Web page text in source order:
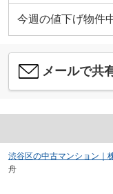
今週の値下げ物件
メールで共
渋谷区の中古マンション｜
舟